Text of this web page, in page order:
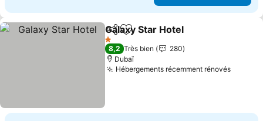
PartagerAjouter à mes favoris
Galaxy Star Hotel
1 Étoiles
8,2 Très bien
280
Dubaï
Hébergements récemment rénovés